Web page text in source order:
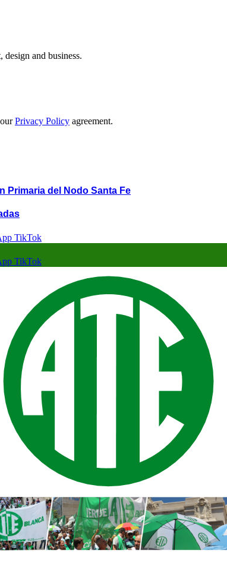
and business.
Privacy Policy agreement.
Primaria del Nodo Santa Fe
TikTok
TikTok